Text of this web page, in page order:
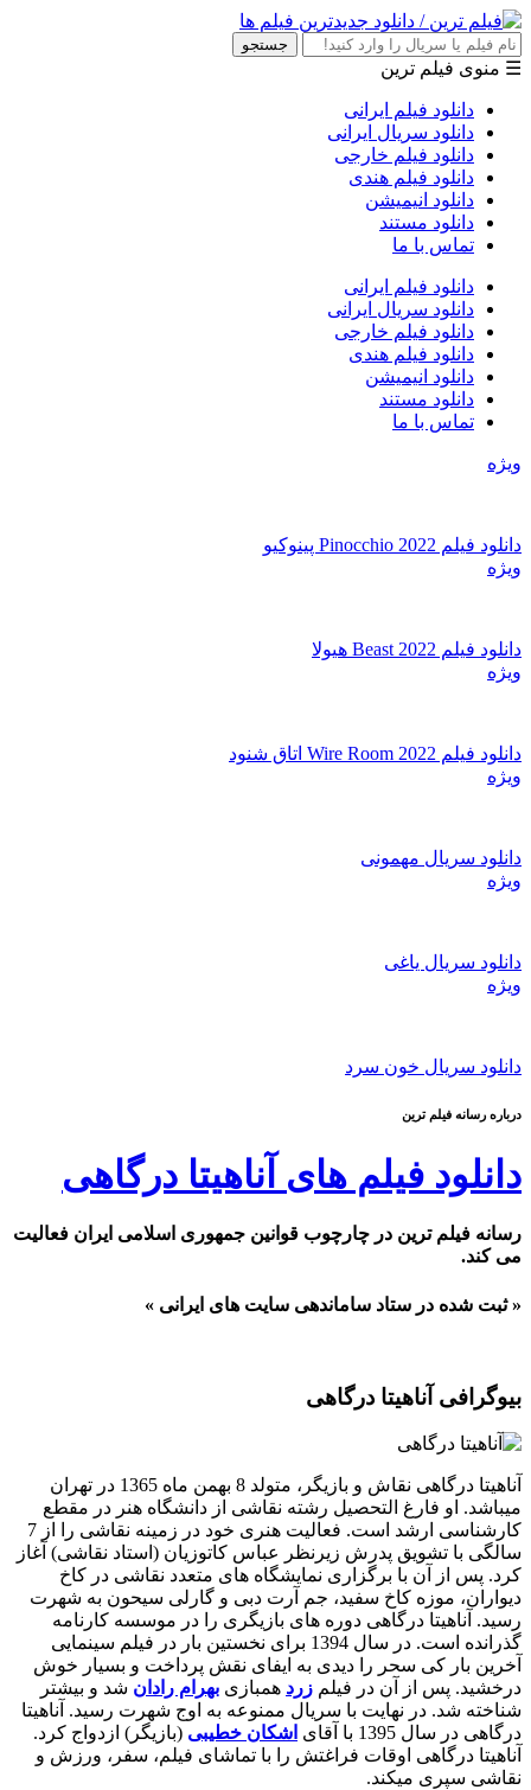
جستجو
☰ منوی فیلم ترین
دانلود فیلم ایرانی
دانلود سریال ایرانی
دانلود فیلم خارجی
دانلود فیلم هندی
دانلود انیمیشن
دانلود مستند
تماس با ما
دانلود فیلم ایرانی
دانلود سریال ایرانی
دانلود فیلم خارجی
دانلود فیلم هندی
دانلود انیمیشن
دانلود مستند
تماس با ما
ویژه
دانلود فیلم Pinocchio 2022 پینوکیو
ویژه
دانلود فیلم Beast 2022 هیولا
ویژه
دانلود فیلم Wire Room 2022 اتاق شنود
ویژه
دانلود سریال مهمونی
ویژه
دانلود سریال یاغی
ویژه
دانلود سریال خون سرد
درباره رسانه فیلم ترین
دانلود فیلم های آناهیتا درگاهی
رسانه فیلم ترین در چارچوب قوانین جمهوری اسلامی ایران فعالیت
می کند.
« ثبت شده در ستاد ساماندهی سایت های ایرانی »
بیوگرافی آناهیتا درگاهی
آناهیتا درگاهی نقاش و بازیگر، متولد 8 بهمن ماه 1365 در تهران
میباشد. او فارغ التحصیل رشته نقاشی از دانشگاه هنر در مقطع
کارشناسی ارشد است. فعالیت هنری خود در زمینه نقاشی را از 7
سالگی با تشویق پدرش زیرنظر عباس کاتوزیان (استاد نقاشی) آغاز
کرد. پس از آن با برگزاری نمایشگاه های متعدد نقاشی در کاخ
دیواران، موزه کاخ سفید، جم آرت دبی و گارلی سیحون به شهرت
رسید. آناهیتا درگاهی دوره های بازیگری را در موسسه کارنامه
گذرانده است. در سال 1394 برای نخستین بار در فیلم سینمایی
آخرین بار کی سحر را دیدی به ایفای نقش پرداخت و بسیار خوش
درخشید. پس از آن در فیلم زرد همبازی بهرام رادان شد و بیشتر
شناخته شد. در نهایت با سریال ممنوعه به اوج شهرت رسید. آناهیتا
درگاهی در سال 1395 با آقای
اشکان خطیبی (بازیگر) ازدواج کرد.
آناهیتا درگاهی اوقات فراغتش را با تماشای فیلم، سفر، ورزش و
نقاشی سپری میکند.